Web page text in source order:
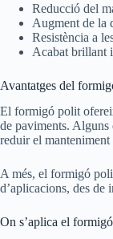
Reducció del
Augment de la
Resistència a
Acabat brillant
Avantatges del
El formigó polit
de paviments. Alguns
reduir el
A més, el formigó
d’aplicacions, des de
On s’aplica el